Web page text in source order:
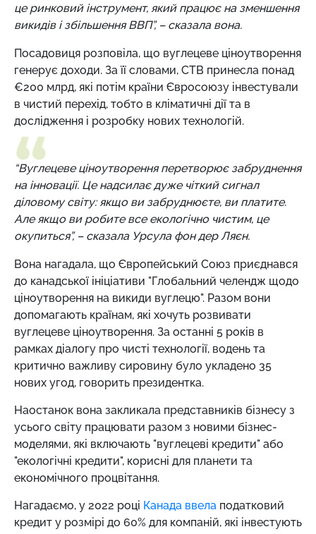
це ринковий інструмент, який працює на зменшення
викидів і збільшення ВВП”, – сказала вона.
Посадовиця розповіла, що вуглецеве ціноутворення
генерує доходи. За її словами, СТВ принесла понад
€200 млрд, які потім країни Євросоюзу інвестували
в чистий перехід, тобто в кліматичні дії та в
дослідження і розробку нових технологій.
“Вуглецеве ціноутворення перетворює забруднення
на інновації. Це надсилає дуже чіткий сигнал
діловому світу: якщо ви забруднюєте, ви платите.
Але якщо ви робите все екологічно чистим, це
окупиться”, – сказала Урсула фон дер Ляєн.
Вона нагадала, що Європейський Союз приєднався
до канадської ініціативи "Глобальний челендж щодо
ціноутворення на викиди вуглецю". Разом вони
допомагають країнам, які хочуть розвивати
вуглецеве ціноутворення. За останні 5 років в
рамках діалогу про чисті технології, водень та
критично важливу сировину було укладено 35
нових угод, говорить президентка.
Наостанок вона закликала представників бізнесу з
усього світу працювати разом з новими бізнес-
моделями, які включають "вуглецеві кредити" або
"екологічні кредити", корисні для планети та
економічного процвітання.
Нагадаємо, у 2022 році Канада ввела податковий
кредит у розмірі до 60% для компаній, які інвестують